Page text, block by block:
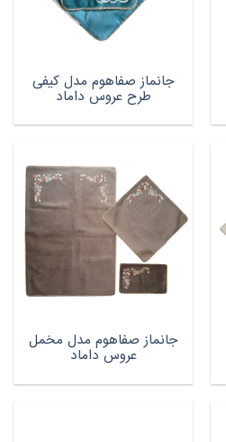
جانماز صفاهوم مدل کیفی
طرح عروس داماد
جانماز صفاهوم مدل مخمل
عروس داماد